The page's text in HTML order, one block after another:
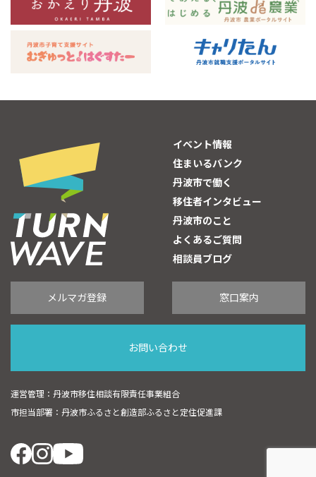
イベント情報
住まいるバンク
丹波市で働く
移住者インタビュー
丹波市のこと
よくあるご質問
相談員ブログ
メルマガ登録 窓口案内
お問い合わせ
運営管理：丹波市移住相談有限責任事業組合
市担当部署：丹波市ふるさと創造部ふるさと定住促進課